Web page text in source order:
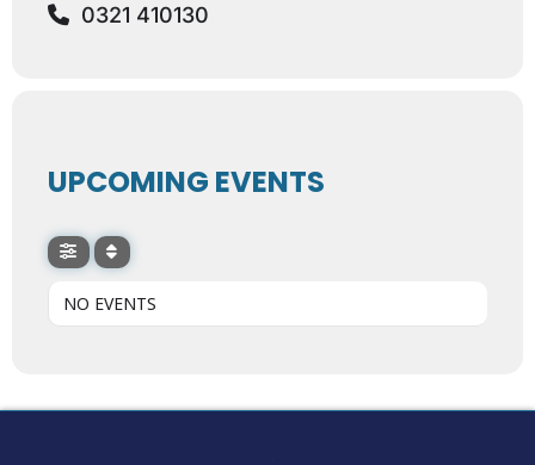
0321 410130
UPCOMING EVENTS
NO EVENTS